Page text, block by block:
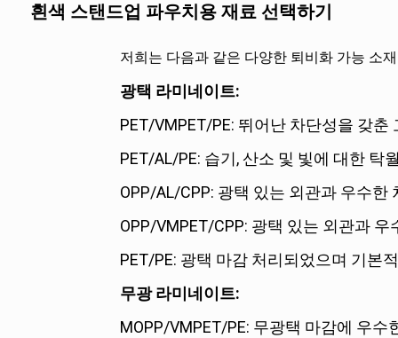
흰색 스탠드업 파우치용 재료 선택하기
저희는 다음과 같은 다양한 퇴비화 가능 소
광택 라미네이트:
PET/VMPET/PE: 뛰어난 차단성을 갖춘
PET/AL/PE: 습기, 산소 및 빛에 대한 탁
OPP/AL/CPP: 광택 있는 외관과 우수한
OPP/VMPET/CPP: 광택 있는 외관과
PET/PE: 광택 마감 처리되었으며 기본
무광 라미네이트:
MOPP/VMPET/PE: 무광택 마감에 우수